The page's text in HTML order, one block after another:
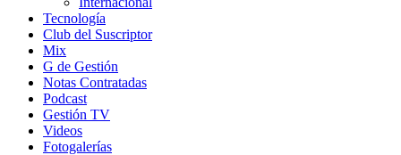
Tecnología
Club del Suscriptor
Mix
G de Gestión
Notas Contratadas
Podcast
Gestión TV
Videos
Fotogalerías